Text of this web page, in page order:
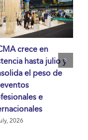
crece en
hasta julio y
el peso de
e
2026